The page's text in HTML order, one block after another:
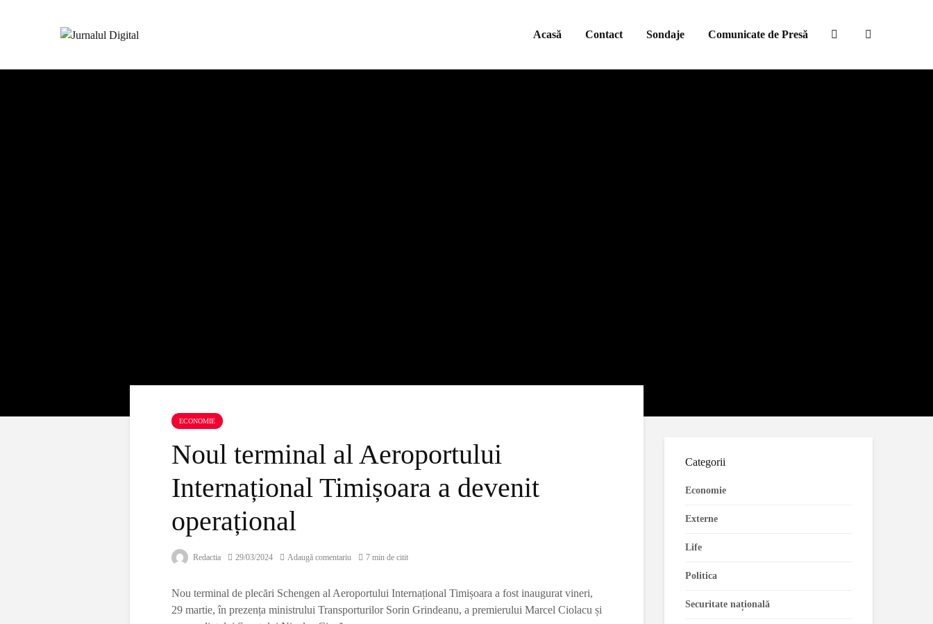
Acasă Contact Sondaje Comunicate de Presă
ECONOMIE
Noul terminal al Aeroportului
Internațional Timișoara a devenit
operațional
Redactia 29/03/2024 Adaugă comentariu 7 min de citit
Nou terminal de plecări Schengen al Aeroportului Internațional Timișoara a fost inaugurat vineri,
29 martie, în prezența ministrului Transporturilor Sorin Grindeanu, a premierului Marcel Ciolacu și
Categorii
Economie
Externe
Life
Politica
Securitate națională